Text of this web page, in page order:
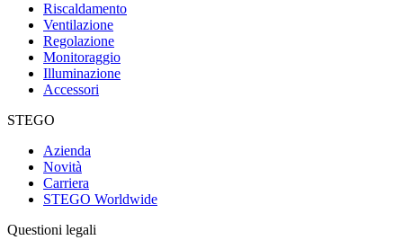
Riscaldamento
Ventilazione
Regolazione
Monitoraggio
Illuminazione
Accessori
STEGO
Azienda
Novità
Carriera
STEGO Worldwide
Questioni legali